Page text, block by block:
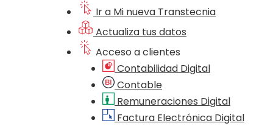
Ir a Mi nueva Transtecnia
Actualiza tus datos
Acceso a clientes
Contabilidad Digital
Contable
Remuneraciones Digital
Factura Electrónica Digital